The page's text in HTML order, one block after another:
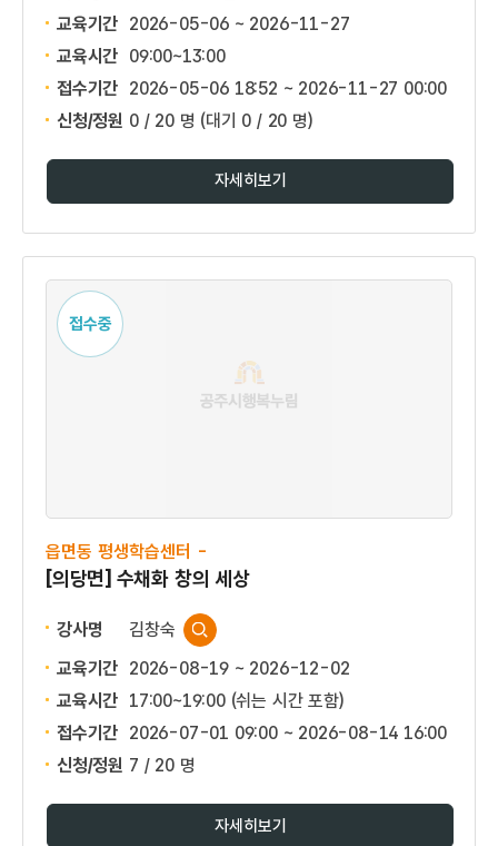
교육기간 2026-05-06 ~ 2026-11-27
교육시간 09:00~13:00
접수기간 2026-05-06 18:52 ~ 2026-11-27 00:00
신청/정원 0 / 20 명 (대기 0 / 20 명)
자세히보기
접수중
읍면동 평생학습센터 -
[의당면] 수채화 창의 세상
강사명
김창숙
교육기간 2026-08-19 ~ 2026-12-02
교육시간 17:00~19:00 (쉬는 시간 포함)
접수기간 2026-07-01 09:00 ~ 2026-08-14 16:00
신청/정원 7 / 20 명
자세히보기